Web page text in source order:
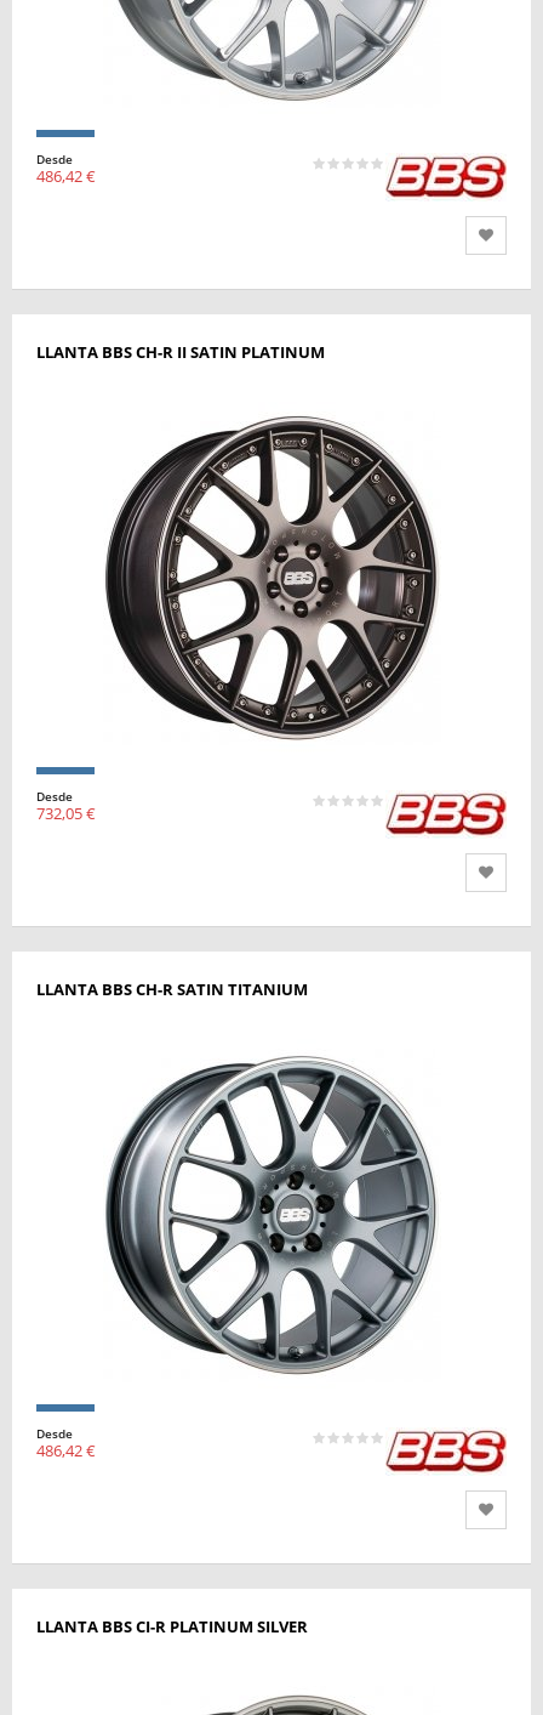
Desde
486,42 €
LLANTA BBS CH-R II SATIN PLATINUM
Desde
732,05 €
LLANTA BBS CH-R SATIN TITANIUM
Desde
486,42 €
LLANTA BBS CI-R PLATINUM SILVER